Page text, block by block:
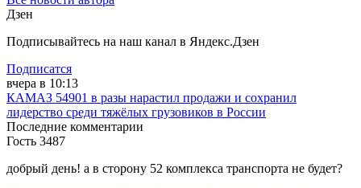
Дзен
Подписывайтесь на наш канал в Яндекс.Дзен
Подписатся
вчера в 10:13
КАМАЗ 54901 в разы нарастил продажи и сохранил
лидерство среди тяжёлых грузовиков в России
Последние комментарии
Гость 3487
добрый день! а в сторону 52 комплекса транспорта не будет?